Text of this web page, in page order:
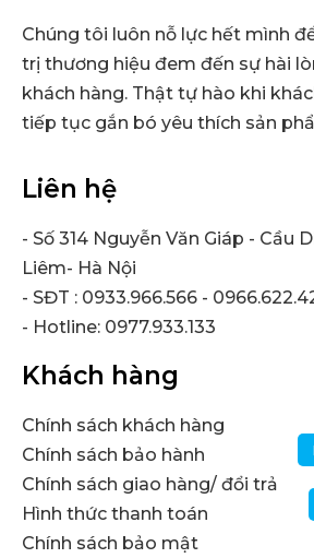
Chúng tôi luôn nỗ lực hết mình
trị thương hiệu đem đến sự hài
khách hàng. Thật tự hào khi
tiếp tục gắn bó yêu thích sản
Liên hệ
- Số 314 Nguyễn Văn Giáp - Cầu
Liêm- Hà Nội
- SĐT : 0933.966.566 -
- Hotline: 0977.933.133
Khách hàng
Chính sách khách hàng
Chính sách bảo hành
Chính sách giao hàng/ đổi trả
Hình thức thanh toán
Chính sách bảo mật